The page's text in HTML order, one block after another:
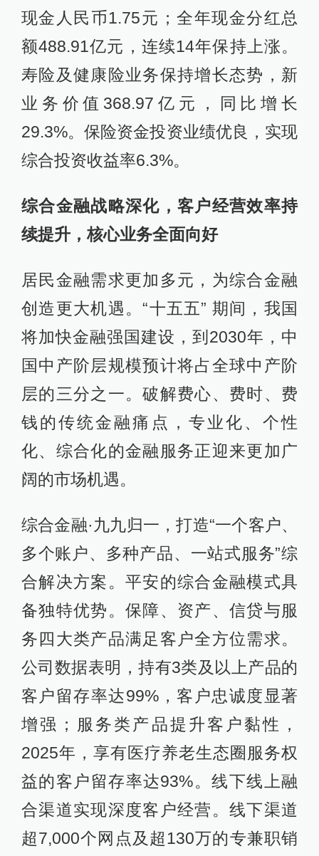
现金人民币1.75元；全年现金分红总
额488.91亿元，连续14年保持上涨。
寿险及健康险业务保持增长态势，新
业务价值368.97亿元，同比增长
29.3%。保险资金投资业绩优良，实现
综合投资收益率6.3%。
综合金融战略深化，客户经营效率持
续提升，核心业务全面向好
居民金融需求更加多元，为综合金融
创造更大机遇。“十五五” 期间，我国
将加快金融强国建设，到2030年，中
国中产阶层规模预计将占全球中产阶
层的三分之一。破解费心、费时、费
钱的传统金融痛点，专业化、个性
化、综合化的金融服务正迎来更加广
阔的市场机遇。
综合金融·九九归一，打造“一个客户、
多个账户、多种产品、一站式服务”综
合解决方案。平安的综合金融模式具
备独特优势。保障、资产、信贷与服
务四大类产品满足客户全方位需求。
公司数据表明，持有3类及以上产品的
客户留存率达99%，客户忠诚度显著
增强；服务类产品提升客户黏性，
2025年，享有医疗养老生态圈服务权
益的客户留存率达93%。线下线上融
合渠道实现深度客户经营。线下渠道
超7,000个网点及超130万的专兼职销